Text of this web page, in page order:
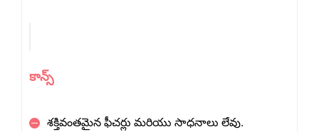
కాన్స్
శక్తివంతమైన ఫీచర్లు మరియు సాధనాలు లేవు.